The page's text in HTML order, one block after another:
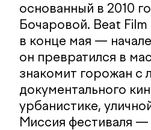
основанный в 2010
Бочаровой. Beat
в конце мая —
он превратился в
знакомит горожан c
документального
урбанистике,
Миссия фестиваля —